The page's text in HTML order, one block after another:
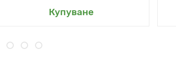
Купуване